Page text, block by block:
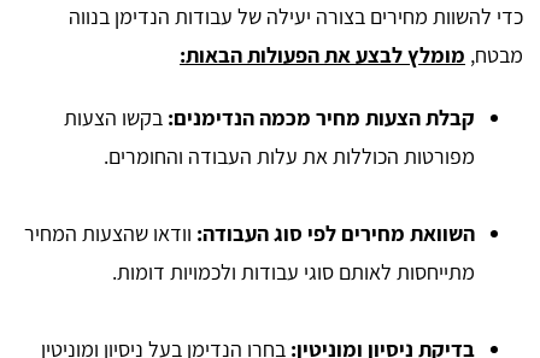
כדי להשוות מחירים בצורה יעילה של עבודות הנדימן בנווה
מבטח, מומלץ לבצע את הפעולות הבאות:
קבלת הצעות מחיר מכמה הנדימנים: בקשו הצעות
מפורטות הכוללות את עלות העבודה והחומרים.
השוואת מחירים לפי סוג העבודה: וודאו שהצעות המחיר
מתייחסות לאותם סוגי עבודות ולכמויות דומות.
בדיקת ניסיון ומוניטין: בחרו הנדימן בעל ניסיון ומוניטין